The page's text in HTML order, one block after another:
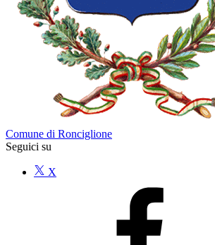
Comune di Ronciglione
Seguici su
X